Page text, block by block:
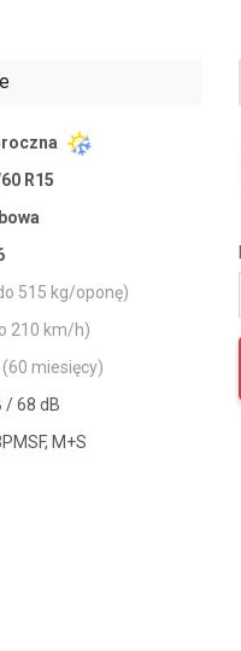
R15
515 kg/oponę)
210 km/h)
(60 miesięcy)
/ 68 dB
M+S